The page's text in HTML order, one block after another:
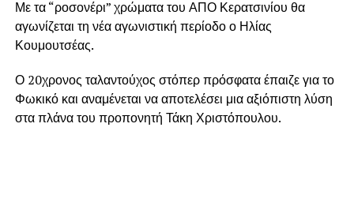
Με τα “ροσονέρι” χρώματα του ΑΠΟ Κερατσινίου θα
αγωνίζεται τη νέα αγωνιστική περίοδο ο Ηλίας
Κουμουτσέας.
Ο 20χρονος ταλαντούχος στόπερ πρόσφατα έπαιζε για το
Φωκικό και αναμένεται να αποτελέσει μια αξιόπιστη λύση
στα πλάνα του προπονητή Τάκη Χριστόπουλου.